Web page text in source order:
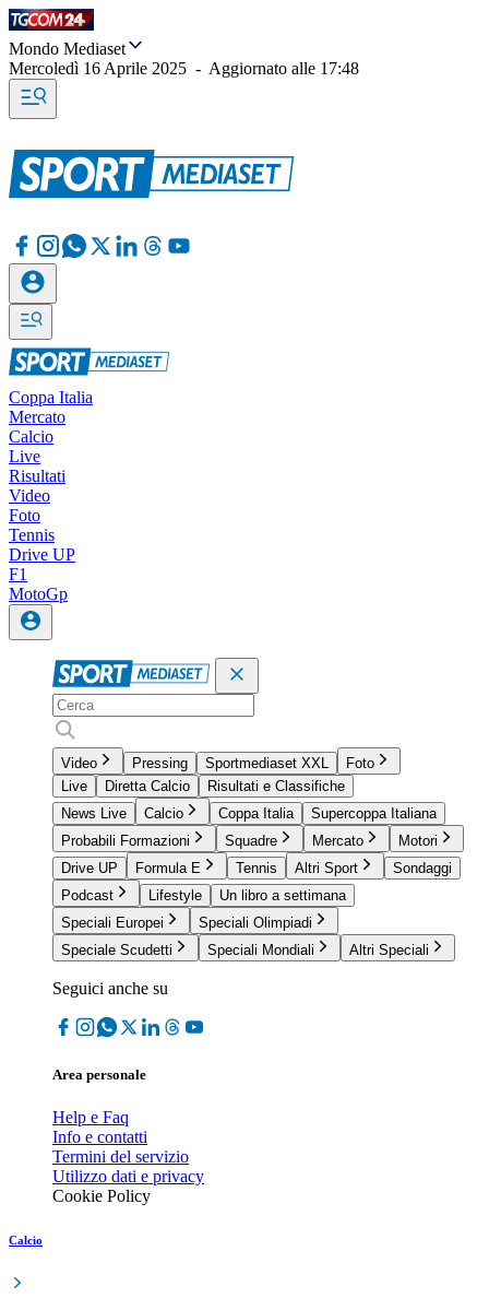
Mondo Mediaset
Mercoledì 16 Aprile 2025 - Aggiornato alle 17:48
Coppa Italia
Mercato
Calcio
Live
Risultati
Video
Foto
Tennis
Drive UP
F1
MotoGp
Video Pressing Sportmediaset XXL
Foto
Live
Diretta Calcio
Risultati e Classifiche
News Live
Calcio Coppa Italia
Supercoppa Italiana
Probabili Formazioni
Squadre Mercato
Motori
Drive UP
Formula E Tennis Altri Sport
Sondaggi
Podcast
Lifestyle
Un libro a settimana
Speciali Europei
Speciali Olimpiadi
Speciale Scudetti
Speciali Mondiali Altri Speciali
Seguici anche su
Area personale
Help e Faq
Info e contatti
Termini del servizio
Utilizzo dati e privacy
Cookie Policy
Calcio